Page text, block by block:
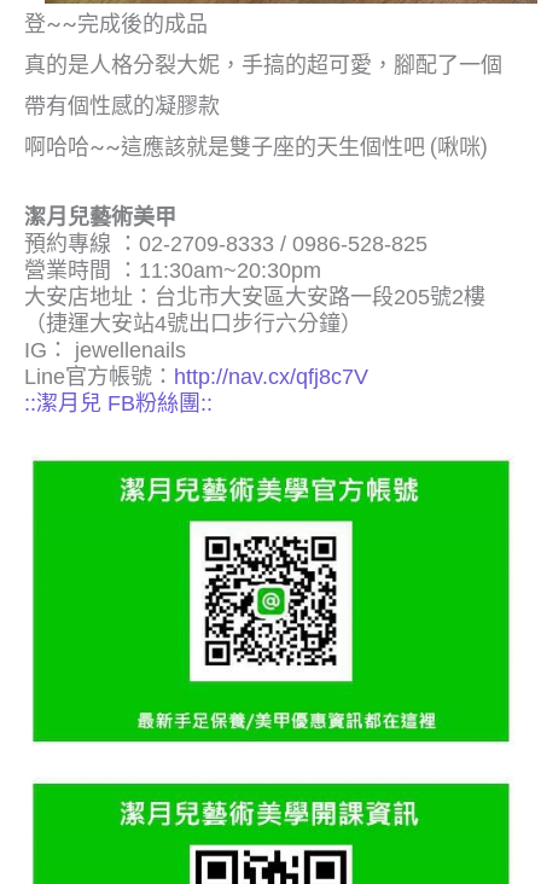
登~~完成後的成品
真的是人格分裂大妮，手搞的超可愛，腳配了一個
帶有個性感的凝膠款
啊哈哈~~這應該就是雙子座的天生個性吧 (啾咪)
潔月兒藝術美甲
預約專線 ：02-2709-8333 / 0986-528-825
營業時間 ：11:30am~20:30pm
大安店地址：台北市大安區大安路一段205號2樓
（捷運大安站4號出口步行六分鐘）
IG： jewellenails
Line官方帳號： http://nav.cx/qfj8c7V
::潔月兒 FB粉絲團::